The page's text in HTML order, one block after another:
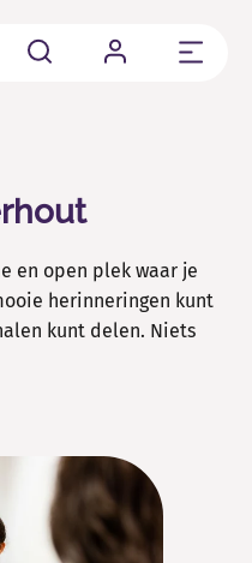
Sluit
op een rij.
kwetsbaar is kun je
en open plek waar je
herinneringen kunt
kunt delen. Niets